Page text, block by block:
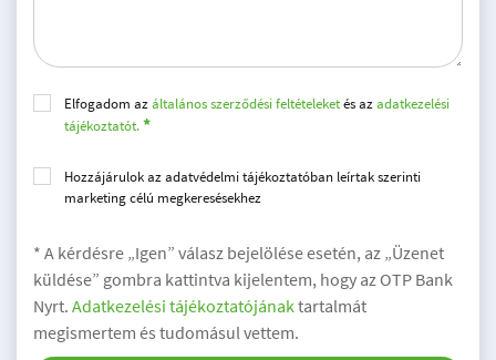
Elfogadom azáltalános szerződési feltételeketés azadatkezelési
tájékoztatót.
Hozzájárulok az adatvédelmi tájékoztatóban leírtak szerinti
marketing célú megkeresésekhez
* A kérdésre „Igen” válasz bejelölése esetén, az „Üzenet
küldése” gombra kattintva kijelentem, hogy az OTP Bank
Nyrt. Adatkezelési tájékoztatójának tartalmát
megismertem és tudomásul vettem.